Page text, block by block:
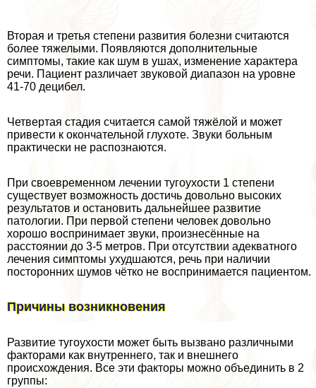
Вторая и третья степени развития болезни считаются
более тяжелыми. Появляются дополнительные
симптомы, такие как шум в ушах, изменение хаpaктера
речи. Пациент различает звуковой диапазон на уровне
41-70 децибел.
Четвертая стадия считается самой тяжёлой и может
привести к окончательной глухоте. Звуки больным
пpaктически не распознаются.
При своевременном лечении тугоухости 1 степени
существует возможность достичь довольно высоких
результатов и остановить дальнейшее развитие
патологии. При первой степени человек довольно
хорошо воспринимает звуки, произнесённые на
расстоянии до 3-5 метров. При отсутствии адекватного
лечения симптомы ухудшаются, речь при наличии
посторонних шумов чётко не воспринимается пациентом.
Причины возникновения
Развитие тугоухости может быть вызвано различными
факторами как внутреннего, так и внешнего
происхождения. Все эти факторы можно объединить в 2
группы: